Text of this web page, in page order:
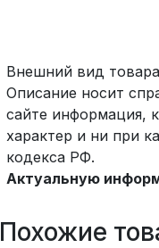
Внешний вид
Описание носит
сайте информация,
характер и ни при
кодекса РФ.
Актуальную
Похожие